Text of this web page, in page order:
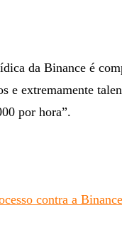
da Binance é
e extremamente
por hora”.
contra a